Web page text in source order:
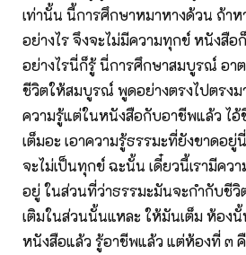
เท่านั้น นี้การศึกษาหมาหางด้วน ถ้า
อย่างไร จึงจะไม่มีความทุกข์ หนังสื
อย่างไรนี่ก็รู้ นี่การศึกษาสมบูรณ์ อา
ชีวิตให้สมบูรณ์ พูดอย่างตรงไปตรง
ความรู้แต่ในหนังสือกับอาชีพแล้ว ไอ้
เต็มอะ เอาความรู้ธรรมะที่ยังขาดอ
จะไม่เป็นทุกข์ ฉะนั้น เดี๋ยวนี้เรามีค
อยู่ ในส่วนที่ว่าธรรมะมันจะกำกับชี
เติมในส่วนนั้นแหละ ให้มันเต็ม ห้อง
หนังสือแล้ว รู้อาชีพแล้ว แต่ห้องที่ ๓